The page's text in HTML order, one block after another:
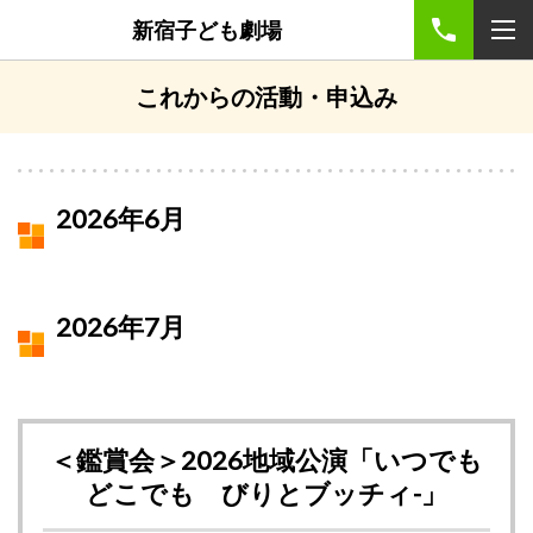
新宿子ども劇場
これからの活動・申込み
2026年6月
2026年7月
＜鑑賞会＞2026地域公演「いつでも
どこでも びりとブッチィ-」